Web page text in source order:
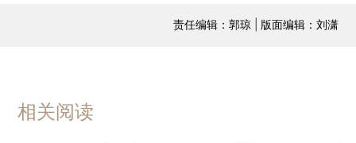
责任编辑：郭琼 | 版面编辑：刘潇
相关阅读